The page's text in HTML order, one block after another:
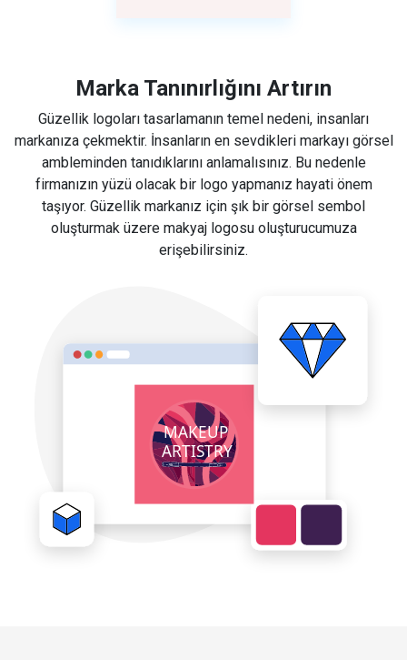
Marka Tanınırlığını Artırın
Güzellik logoları tasarlamanın temel nedeni, insanları
markanıza çekmektir. İnsanların en sevdikleri markayı görsel
ambleminden tanıdıklarını anlamalısınız. Bu nedenle
firmanızın yüzü olacak bir logo yapmanız hayati önem
taşıyor. Güzellik markanız için şık bir görsel sembol
oluşturmak üzere makyaj logosu oluşturucumuza
erişebilirsiniz.